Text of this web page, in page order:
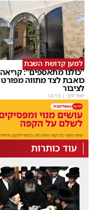
למען קדושת השבת
"כולנו מתאספים": קריאה
כואבת לצד מתווה מפורט
לציבור
יואל וולך |
14:13
עוד כותרות